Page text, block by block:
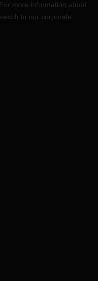
more information about
to our corporate